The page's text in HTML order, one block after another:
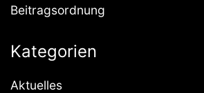
Beitragsordnung
Kategorien
Aktuelles